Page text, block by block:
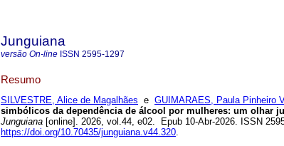
Junguiana
versão On-line ISSN 2595-1297
Resumo
SILVESTRE, Alice de Magalhães e GUIMARAES, Paula Pinheiro
simbólicos da dependência de álcool por mulheres: um olhar
Junguiana [online]. 2026, vol.44, e02. Epub 10-Abr-2026. ISSN
https://doi.org/10.70435/junguiana.v44.320.